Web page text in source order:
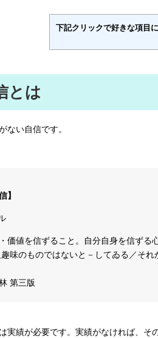
下記クリックで好きな項目
とは
ない自信です。
】
価値を信ずること。自分自身を信ずる
味のものではないと－してゐる／それ
第三版
実績が必要です。実績がなければ、そ